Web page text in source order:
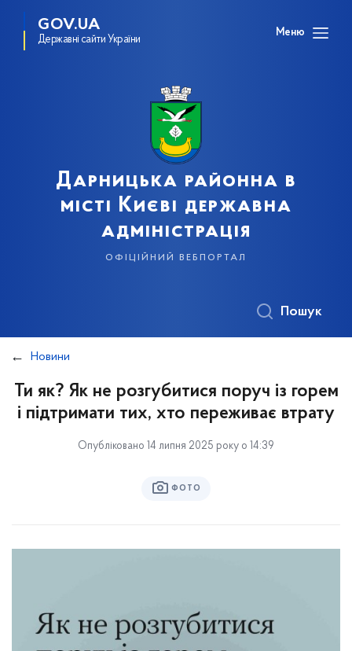
GOV.UA
Державні сайти України
Меню
Дарницька районна в
місті Києві державна
адміністрація
офіційний вебпортал
Пошук
Новини
Ти як? Як не розгубитися поруч із горем
і підтримати тих, хто переживає втрату
Опубліковано 14 липня 2025 року о 14:39
ФОТО